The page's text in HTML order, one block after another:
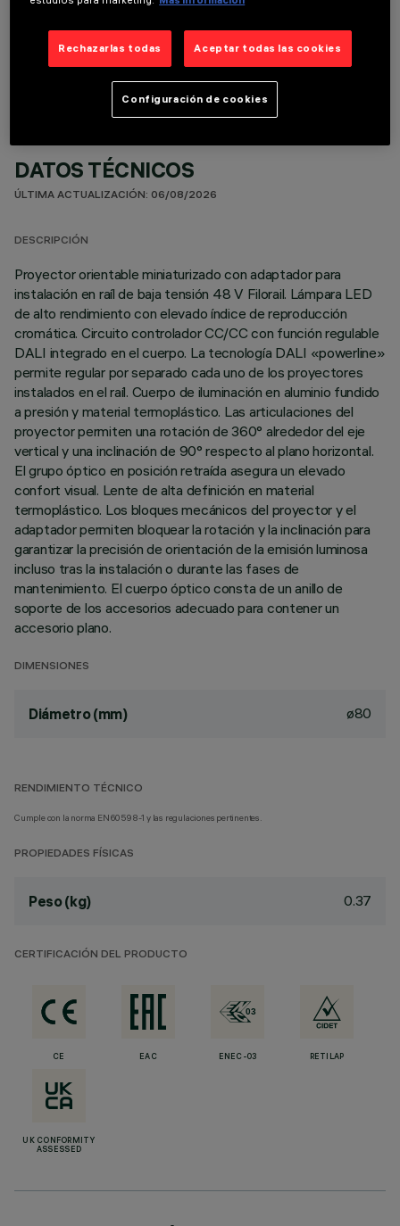
COMPONENTES OPCIONALES
DATOS TÉCNICOS
ÚLTIMA ACTUALIZACIÓN: 06/08/2026
DESCRIPCIÓN
Proyector orientable miniaturizado con adaptador para
instalación en raíl de baja tensión 48 V Filorail. Lámpara LED
de alto rendimiento con elevado índice de reproducción
cromática. Circuito controlador CC/CC con función regulable
DALI integrado en el cuerpo. La tecnología DALI «powerline»
permite regular por separado cada uno de los proyectores
instalados en el raíl. Cuerpo de iluminación en aluminio fundido
a presión y material termoplástico. Las articulaciones del
proyector permiten una rotación de 360° alrededor del eje
vertical y una inclinación de 90° respecto al plano horizontal.
El grupo óptico en posición retraída asegura un elevado
confort visual. Lente de alta definición en material
termoplástico. Los bloques mecánicos del proyector y el
adaptador permiten bloquear la rotación y la inclinación para
garantizar la precisión de orientación de la emisión luminosa
incluso tras la instalación o durante las fases de
mantenimiento. El cuerpo óptico consta de un anillo de
soporte de los accesorios adecuado para contener un
accesorio plano.
DIMENSIONES
Diámetro (mm) ø80
RENDIMIENTO TÉCNICO
Cumple con la norma EN60598-1 y las regulaciones pertinentes.
PROPIEDADES FÍSICAS
Peso (kg) 0.37
CERTIFICACIÓN DEL PRODUCTO
CE EAC ENEC-03 RETILAP
UK CONFORMITY
ASSESSED
Rechazarlas todas Aceptar todas las cookies
Configuración de cookies